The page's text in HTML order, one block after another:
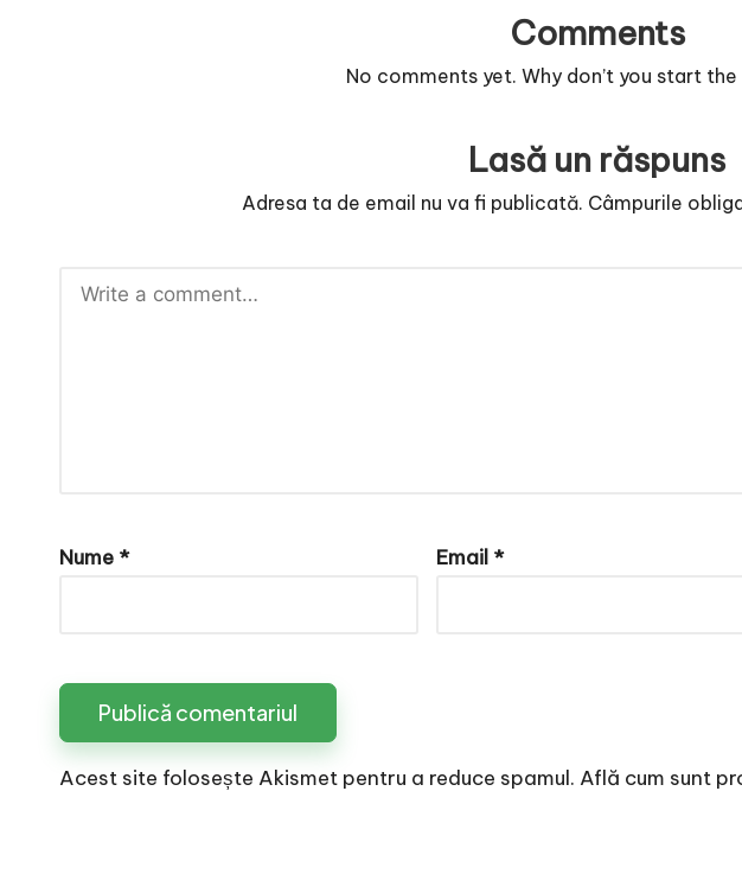
n
Comments
No comments yet. Why don’t you start the
Lasă un răspuns
Adresa ta de email nu va fi publicată. Câmpurile
Nume * Email *
Acest site folosește Akismet pentru a reduce spamul. Află cum sunt